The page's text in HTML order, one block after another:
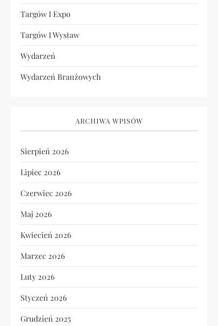
Targów I Expo
Targów I Wystaw
Wydarzeń
Wydarzeń Branżowych
ARCHIWA WPISÓW
Sierpień 2026
Lipiec 2026
Czerwiec 2026
Maj 2026
Kwiecień 2026
Marzec 2026
Luty 2026
Styczeń 2026
Grudzień 2025